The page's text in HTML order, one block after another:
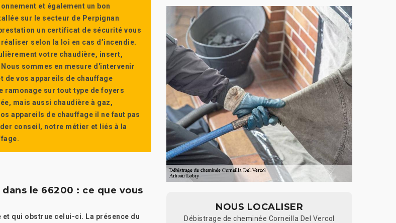
et également un bon
sur le secteur de Perpignan
un certificat de sécurité vous
selon la loi en cas d’incendie.
votre chaudière, insert,
sommes en mesure d'intervenir
vos appareils de chauffage
ramonage sur tout type de foyers
mais aussi chaudière à gaz,
appareils de chauffage il ne faut pas
conseil, notre métier et liés à la
le 66200 : ce que vous
qui obstrue celui-ci. La présence du
NOUS LOCALISER
Débistrage de cheminée Corneilla Del Vercol